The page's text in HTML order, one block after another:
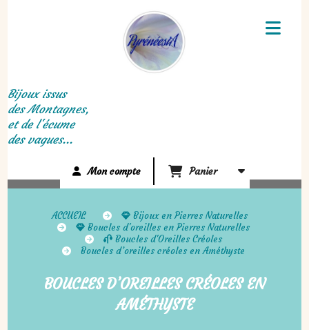
Bijoux issus
des Montagnes,
et de l'écume
des vagues...
Mon compte Panier
ACCUEIL
Bijoux en Pierres Naturelles
Boucles d'oreilles en Pierres Naturelles
Boucles d'Oreilles Créoles
Boucles d’oreilles créoles en Améthyste
BOUCLES D’OREILLES CRÉOLES EN
AMÉTHYSTE